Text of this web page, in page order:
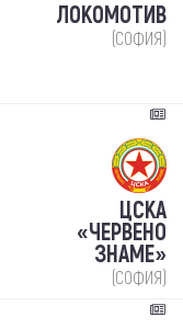
ЛОКОМОТИВ
(СОФИЯ)
ЦСКА
«ЧЕРВЕНО
ЗНАМЕ»
(СОФИЯ)